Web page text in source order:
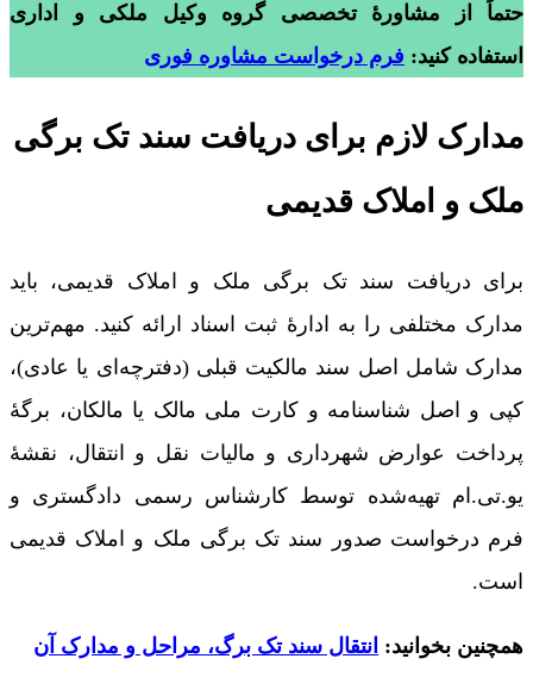
حتماً از مشاورۀ تخصصی گروه وکیل ملکی و اداری
استفاده کنید: فرم درخواست مشاوره فوری
مدارک لازم برای دریافت سند تک برگی
ملک و املاک قدیمی
برای دریافت سند تک برگی ملک و املاک قدیمی، باید
مدارک مختلفی را به ادارۀ ثبت اسناد ارائه کنید. مهم‌ترین
مدارک شامل اصل سند مالکیت قبلی (دفترچه‌ای یا عادی)،
کپی و اصل شناسنامه و کارت ملی مالک یا مالکان، برگۀ
پرداخت عوارض شهرداری و مالیات نقل و انتقال، نقشۀ
یو.تی.ام تهیه‌شده توسط کارشناس رسمی دادگستری و
فرم درخواست صدور سند تک برگی ملک و املاک قدیمی
است.
همچنین بخوانید: انتقال سند تک برگ، مراحل و مدارک آن